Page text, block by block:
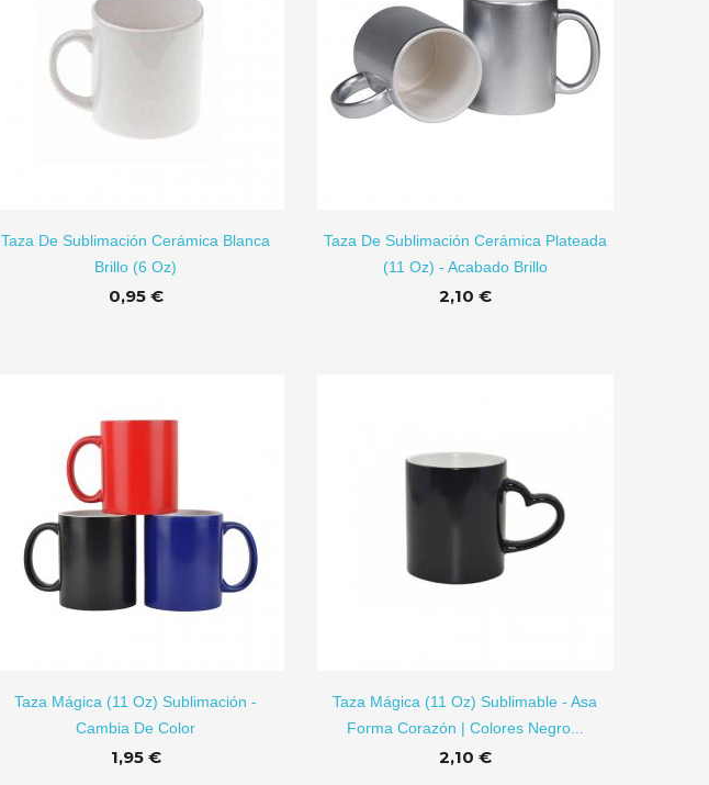
Taza De Sublimación Cerámica Blanca
Brillo (6 Oz)
0,95 €
Taza De Sublimación Cerámica Plateada
(11 Oz) - Acabado Brillo
2,10 €
Taza Mágica (11 Oz) Sublimación -
Cambia De Color
1,95 €
Taza Mágica (11 Oz) Sublimable - Asa
Forma Corazón | Colores Negro...
2,10 €